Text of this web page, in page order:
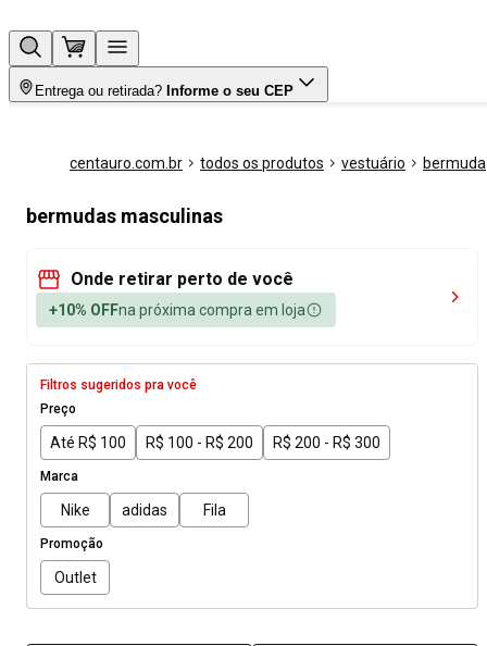
Entrega ou retirada? Informe o seu CEP
centauro.com.br todos os produtos vestuário bermuda
bermudas masculinas
Onde retirar perto de você
+10% OFFna próxima compra em loja
Filtros sugeridos pra você
Preço
Até R$ 100 R$ 100 - R$ 200 R$ 200 - R$ 300
Marca
Nike adidas Fila
Promoção
Outlet